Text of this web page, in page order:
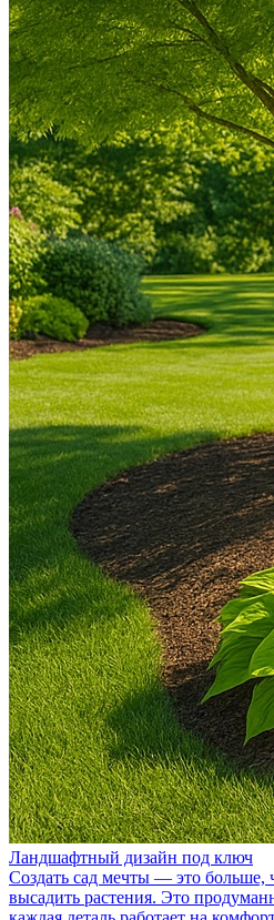
Ландшафтный дизайн под ключ
Создать сад мечты — это больше,
высадить растения. Это